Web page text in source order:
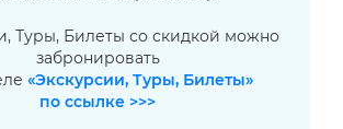
Туры, Билеты со скидкой можно
забронировать
«Экскурсии, Туры, Билеты»
по ссылке >>>